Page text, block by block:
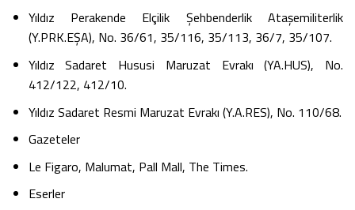
Yıldız Perakende Elçilik Şehbenderlik Ataşemiliterlik
(Y.PRK.EŞA), No. 36/61, 35/116, 35/113, 36/7, 35/107.
Yıldız Sadaret Hususi Maruzat Evrakı (YA.HUS), No.
412/122, 412/10.
Yıldız Sadaret Resmi Maruzat Evrakı (Y.A.RES), No. 110/68.
Gazeteler
Le Figaro, Malumat, Pall Mall, The Times.
Eserler